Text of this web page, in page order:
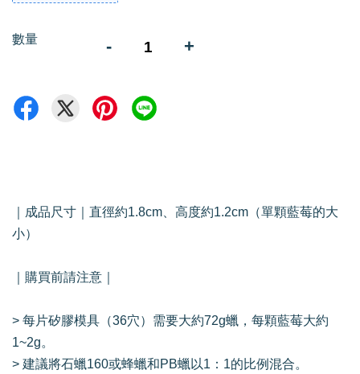
數量 - +
｜成品尺寸｜直徑約1.8cm、高度約1.2cm（單顆藍莓的大
小）
｜購買前請注意｜
> 每片矽膠模具（36穴）需要大約72g蠟，每顆藍莓大約
1~2g。
> 建議將石蠟160或蜂蠟和PB蠟以1：1的比例混合。